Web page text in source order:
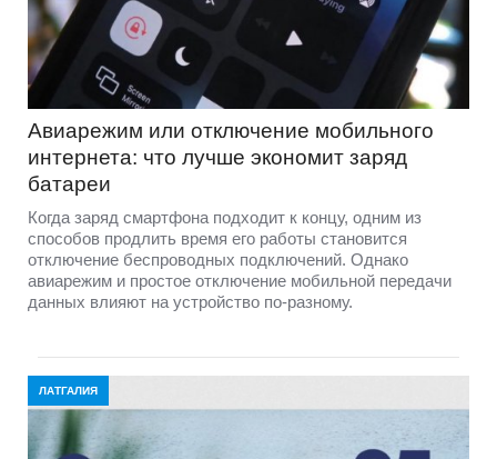
Авиарежим или отключение мобильного
интернета: что лучше экономит заряд
батареи
Когда заряд смартфона подходит к концу, одним из
способов продлить время его работы становится
отключение беспроводных подключений. Однако
авиарежим и простое отключение мобильной передачи
данных влияют на устройство по-разному.
ЛАТГАЛИЯ